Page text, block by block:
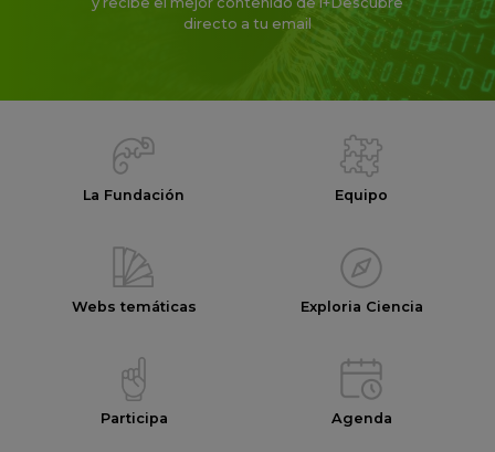
directo a tu email
La Fundación Equipo
Webs temáticas Exploria Ciencia
Participa Agenda